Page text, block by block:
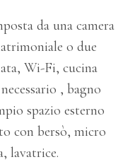
da una camera
o due
Wi-Fi, cucina
, bagno
spazio esterno
con bersò, micro
lavatrice.